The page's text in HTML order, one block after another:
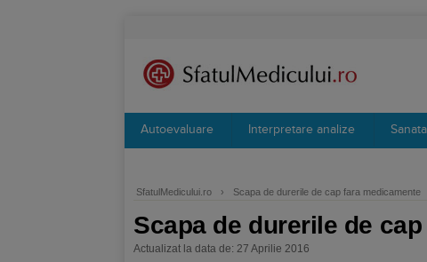
Autoevaluare Interpretare analize
SfatulMedicului.ro › Scapa de durerile de cap fara medicamente
Scapa de durerile de
Actualizat la data de: 27 Aprilie 2016